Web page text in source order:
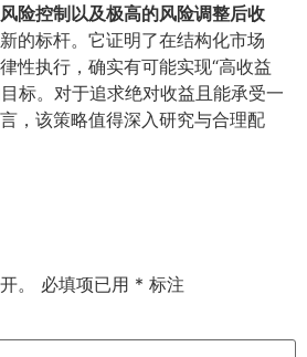
险控制以及极高的风险调整后收
的标杆。它证明了在结构化市场
性执行，确实有可能实现“高收益
标。对于追求绝对收益且能承受一
，该策略值得深入研究与合理配
。 必填项已用 * 标注